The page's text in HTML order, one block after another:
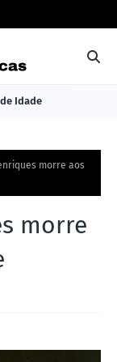
Idade
morre aos
morre